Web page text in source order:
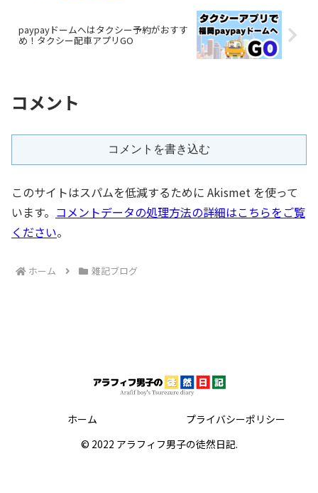
paypayドームへはタクシー予約がおすす
め！タクシー配車アプリGO
コメント
コメントを書き込む
このサイトはスパムを低減するために Akismet を使って
います。 コメントデータの処理方法の詳細はこちらをご覧
ください。
ホーム 雑記ブログ
ホーム
プライバシーポリシー
© 2022 アラフィフ男子の徒然日記.